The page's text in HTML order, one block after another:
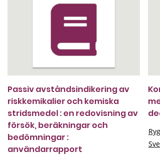
Passiv avståndsindikering av
riskkemikalier och kemiska
stridsmedel : en redovisning av
försök, beräkningar och
bedömningar :
användarrapport